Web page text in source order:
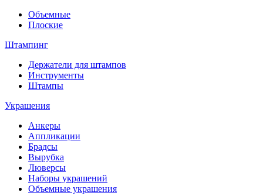
Объемные
Плоские
Штампинг
Держатели для штампов
Инструменты
Штампы
Украшения
Анкеры
Аппликации
Брадсы
Вырубка
Люверсы
Наборы украшений
Объемные украшения